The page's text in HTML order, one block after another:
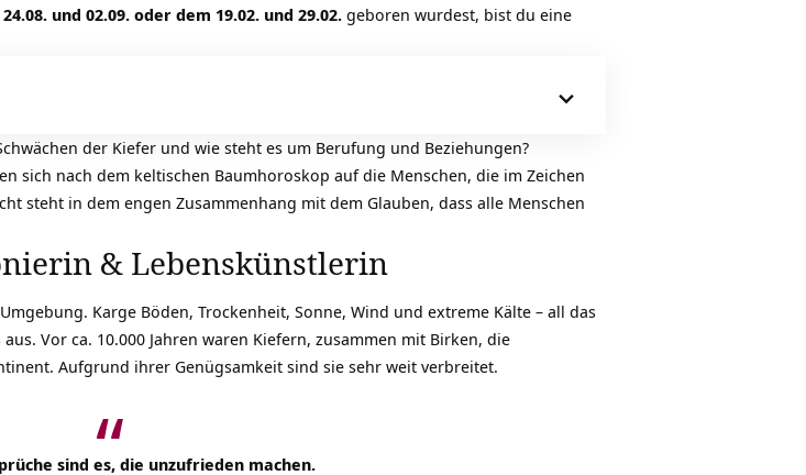
und 02.09. oder dem 19.02. und 29.02. geboren wurdest, bist du eine
der Kiefer und wie steht es um Berufung und Beziehungen?
sich nach dem keltischen Baumhoroskop auf die Menschen, die im Zeichen
steht in dem engen Zusammenhang mit dem Glauben, dass alle Menschen
& Lebenskünstlerin
Karge Böden, Trockenheit, Sonne, Wind und extreme Kälte – all das
Vor ca. 10.000 Jahren waren Kiefern, zusammen mit Birken, die
Aufgrund ihrer Genügsamkeit sind sie sehr weit verbreitet.
sind es, die unzufrieden machen.